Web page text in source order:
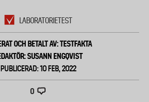
LABORATORIETEST
OCH BETALT AV: TESTFAKTA
SUSANN ENGQVIST
PUBLICERAD: 10 FEB, 2022
0